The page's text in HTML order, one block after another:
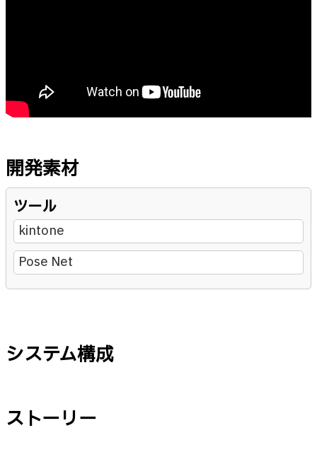
開発素材
ツール
kintone
Pose Net
システム構成
ストーリー